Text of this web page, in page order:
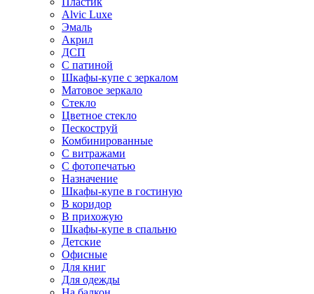
Alvic Luxe
Эмаль
Акрил
ДСП
С патиной
Шкафы-купе с зеркалом
Матовое зеркало
Стекло
Цветное стекло
Пескоструй
Комбинированные
С витражами
С фотопечатью
Назначение
Шкафы-купе в гостиную
В коридор
В прихожую
Шкафы-купе в спальню
Детские
Офисные
Для книг
Для одежды